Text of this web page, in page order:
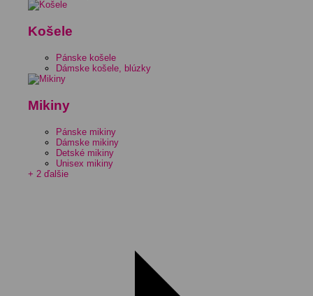
Košele
Pánske košele
Dámske košele, blúzky
Mikiny
Pánske mikiny
Dámske mikiny
Detské mikiny
Unisex mikiny
+ 2 ďalšie